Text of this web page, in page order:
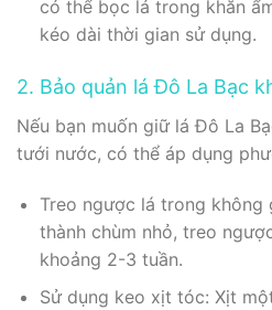
có thể bọc lá trong khăn
kéo dài thời gian sử dụng.
2. Bảo quản lá Đô La Bạc
Nếu bạn muốn giữ lá Đô La
tưới nước, có thể áp dụng
Treo ngược lá trong không
thành chùm nhỏ, treo
khoảng 2-3 tuần.
Sử dụng keo xịt tóc: Xịt